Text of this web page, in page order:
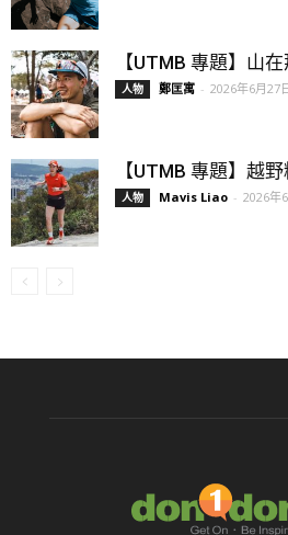
【UTMB 專題】山
人物 鄭匡寓 - 2026年6月27
【UTMB 專題】越
人物 Mavis Liao - 2026年